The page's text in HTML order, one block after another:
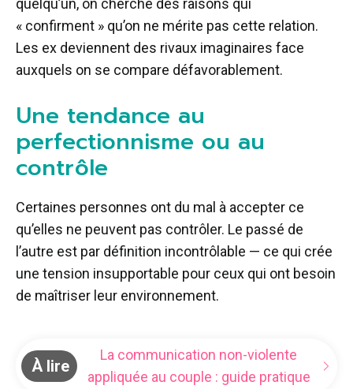
« confirment » qu’on ne mérite pas cette relation.
Les ex deviennent des rivaux imaginaires face
auxquels on se compare défavorablement.
Une tendance au
perfectionnisme ou au
contrôle
Certaines personnes ont du mal à accepter ce
qu’elles ne peuvent pas contrôler. Le passé de
l’autre est par définition incontrôlable — ce qui crée
une tension insupportable pour ceux qui ont besoin
de maîtriser leur environnement.
À lire
La communication non-violente
appliquée au couple : guide pratique